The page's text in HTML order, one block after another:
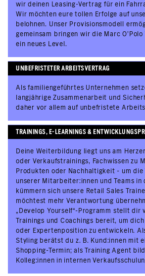
wir deinen Leasing-Vertrag für ein
Wir möchten eure tollen Erfolge auf
belohnen. Unser Provisionsmodell
gemeinsam bringen wir die Marc
ein neues Level.
UNBEFRISTETER ARBEITSVERTRAG
Als familiengeführtes Unternehmen
langjährige Zusammenarbeit und
daher vor allem auf unbefristete
TRAININGS, E-LEARNINGS &
Deine Weiterbildung liegt uns am
oder Verkaufstrainings, Fachwissen zu
Produkten oder Nachhaltigkeit - um
unserer Mitarbeiter:innen und Teams in
kümmern sich unsere Retail Sales
möchtest mehr Verantwortung
„Develop Yourself“-Programm stellt dir
Trainings und Coachings bereit, um
oder Expertenposition zu entwickeln.
Styling berätst du z. B. Kund:innen mit
Shopping-Termin; als Training Agent
Kolleg:innen in internen